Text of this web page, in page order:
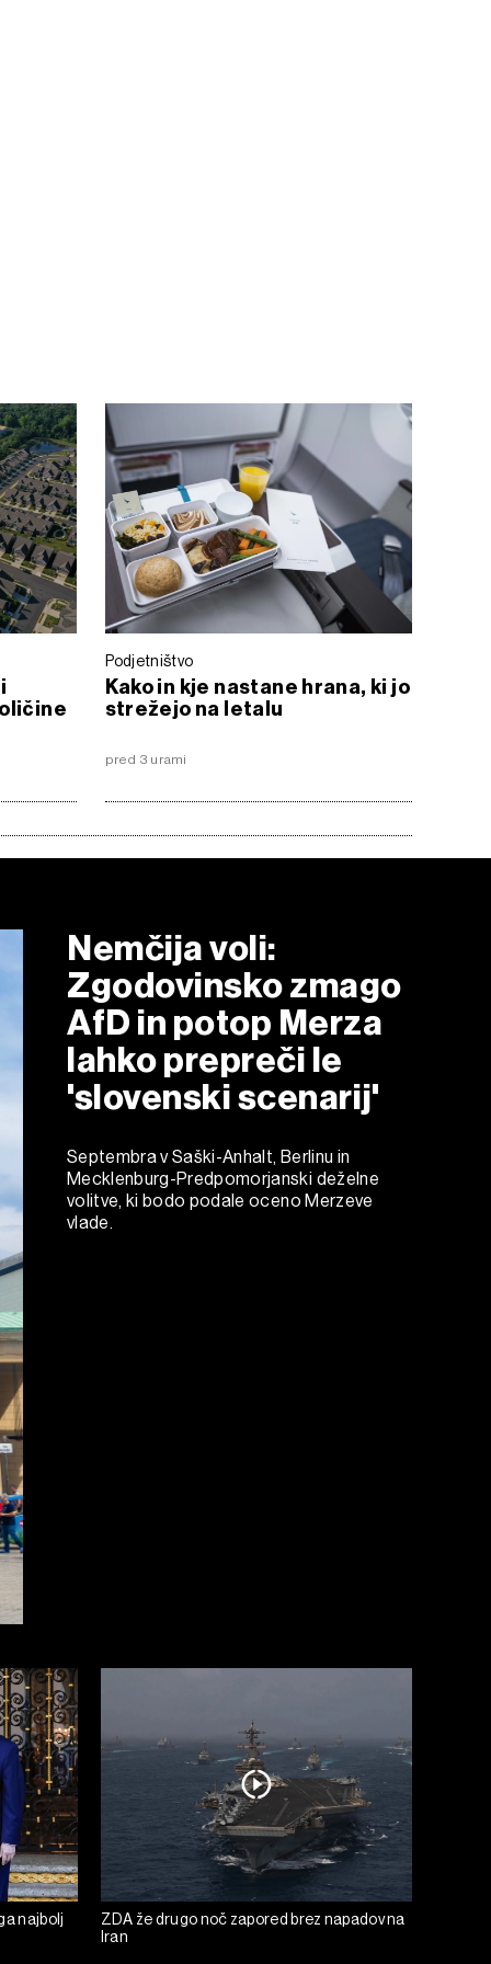
Podjetništvo
Kako in kje nastane hrana, ki jo
strežejo na letalu
pred 3 urami
Nemčija voli:
Zgodovinsko zmago
AfD in potop Merza
lahko prepreči le
'slovenski scenarij'
Septembra v Saški-Anhalt, Berlinu in
Mecklenburg-Predpomorjanski deželne
volitve, ki bodo podale oceno Merzeve
vlade.
najbolj
ZDA že drugo noč zapored brez napadov na
Iran